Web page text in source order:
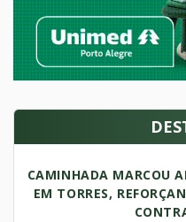
CAMINHADA MARCOU
EM TORRES,